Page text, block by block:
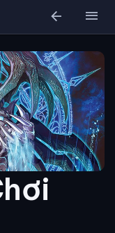
arrow_back menu